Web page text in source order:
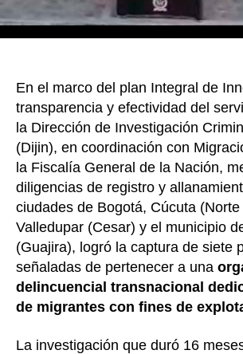
En el marco del plan Integral de
transparencia y efectividad del
la Dirección de Investigación
(Dijin), en coordinación con
la Fiscalía General de la Nación,
diligencias de registro y
ciudades de Bogotá, Cúcuta
Valledupar (Cesar) y el municipio
(Guajira), logró la captura de siete
señaladas de pertenecer a una
delincuencial transnacional
de migrantes con fines de
La investigación que duró 16